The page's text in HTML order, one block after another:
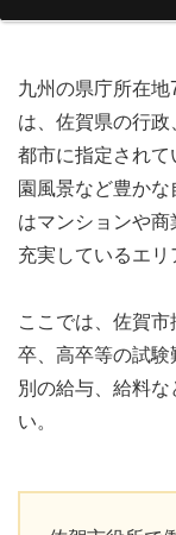
九州の県庁所在
は、佐賀県の行
都市に指定されて
園風景など豊か
はマンションや
充実しているエリ
ここでは、佐賀
卒、高卒等の試
別の給与、給料
い。